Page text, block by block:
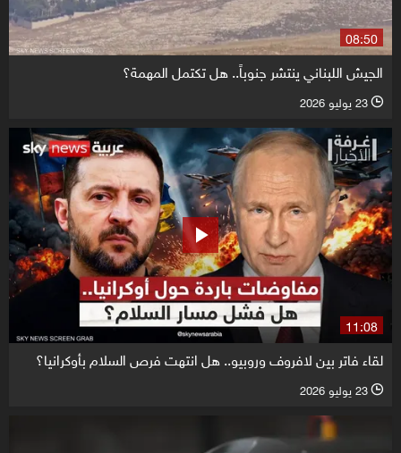
08:50
الجيش اللبناني ينتشر جنوباً.. هل تكتمل المهمة؟
l 23 يوليو 2026
11:08
لقاء فاتر بين لافروف وروبيو.. هل انتهت فرص السلام بأوكرانيا؟
l 23 يوليو 2026